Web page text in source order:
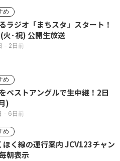
め
ラジオ「まちスタ」スタート！
火･祝) 公開生放送
- 2日前
め
ベストアングルで生中継！2日
)
- 6日前
め
の運行案内 JCV123チャン
朝表示